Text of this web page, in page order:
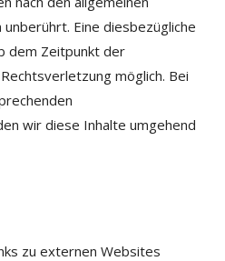
Eine diesbezügliche
dem Zeitpunkt der
möglich. Bei
wir diese Inhalte umgehend
zu externen Websites